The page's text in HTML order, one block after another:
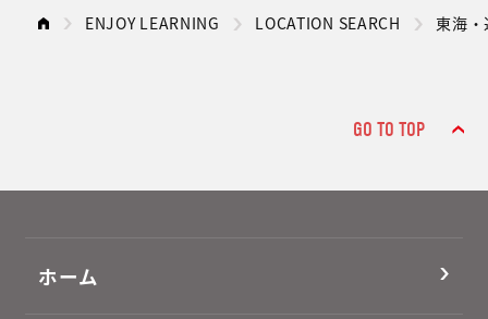
ENJOY LEARNING LOCATION SEARCH 東海
GO TO TOP
ホーム